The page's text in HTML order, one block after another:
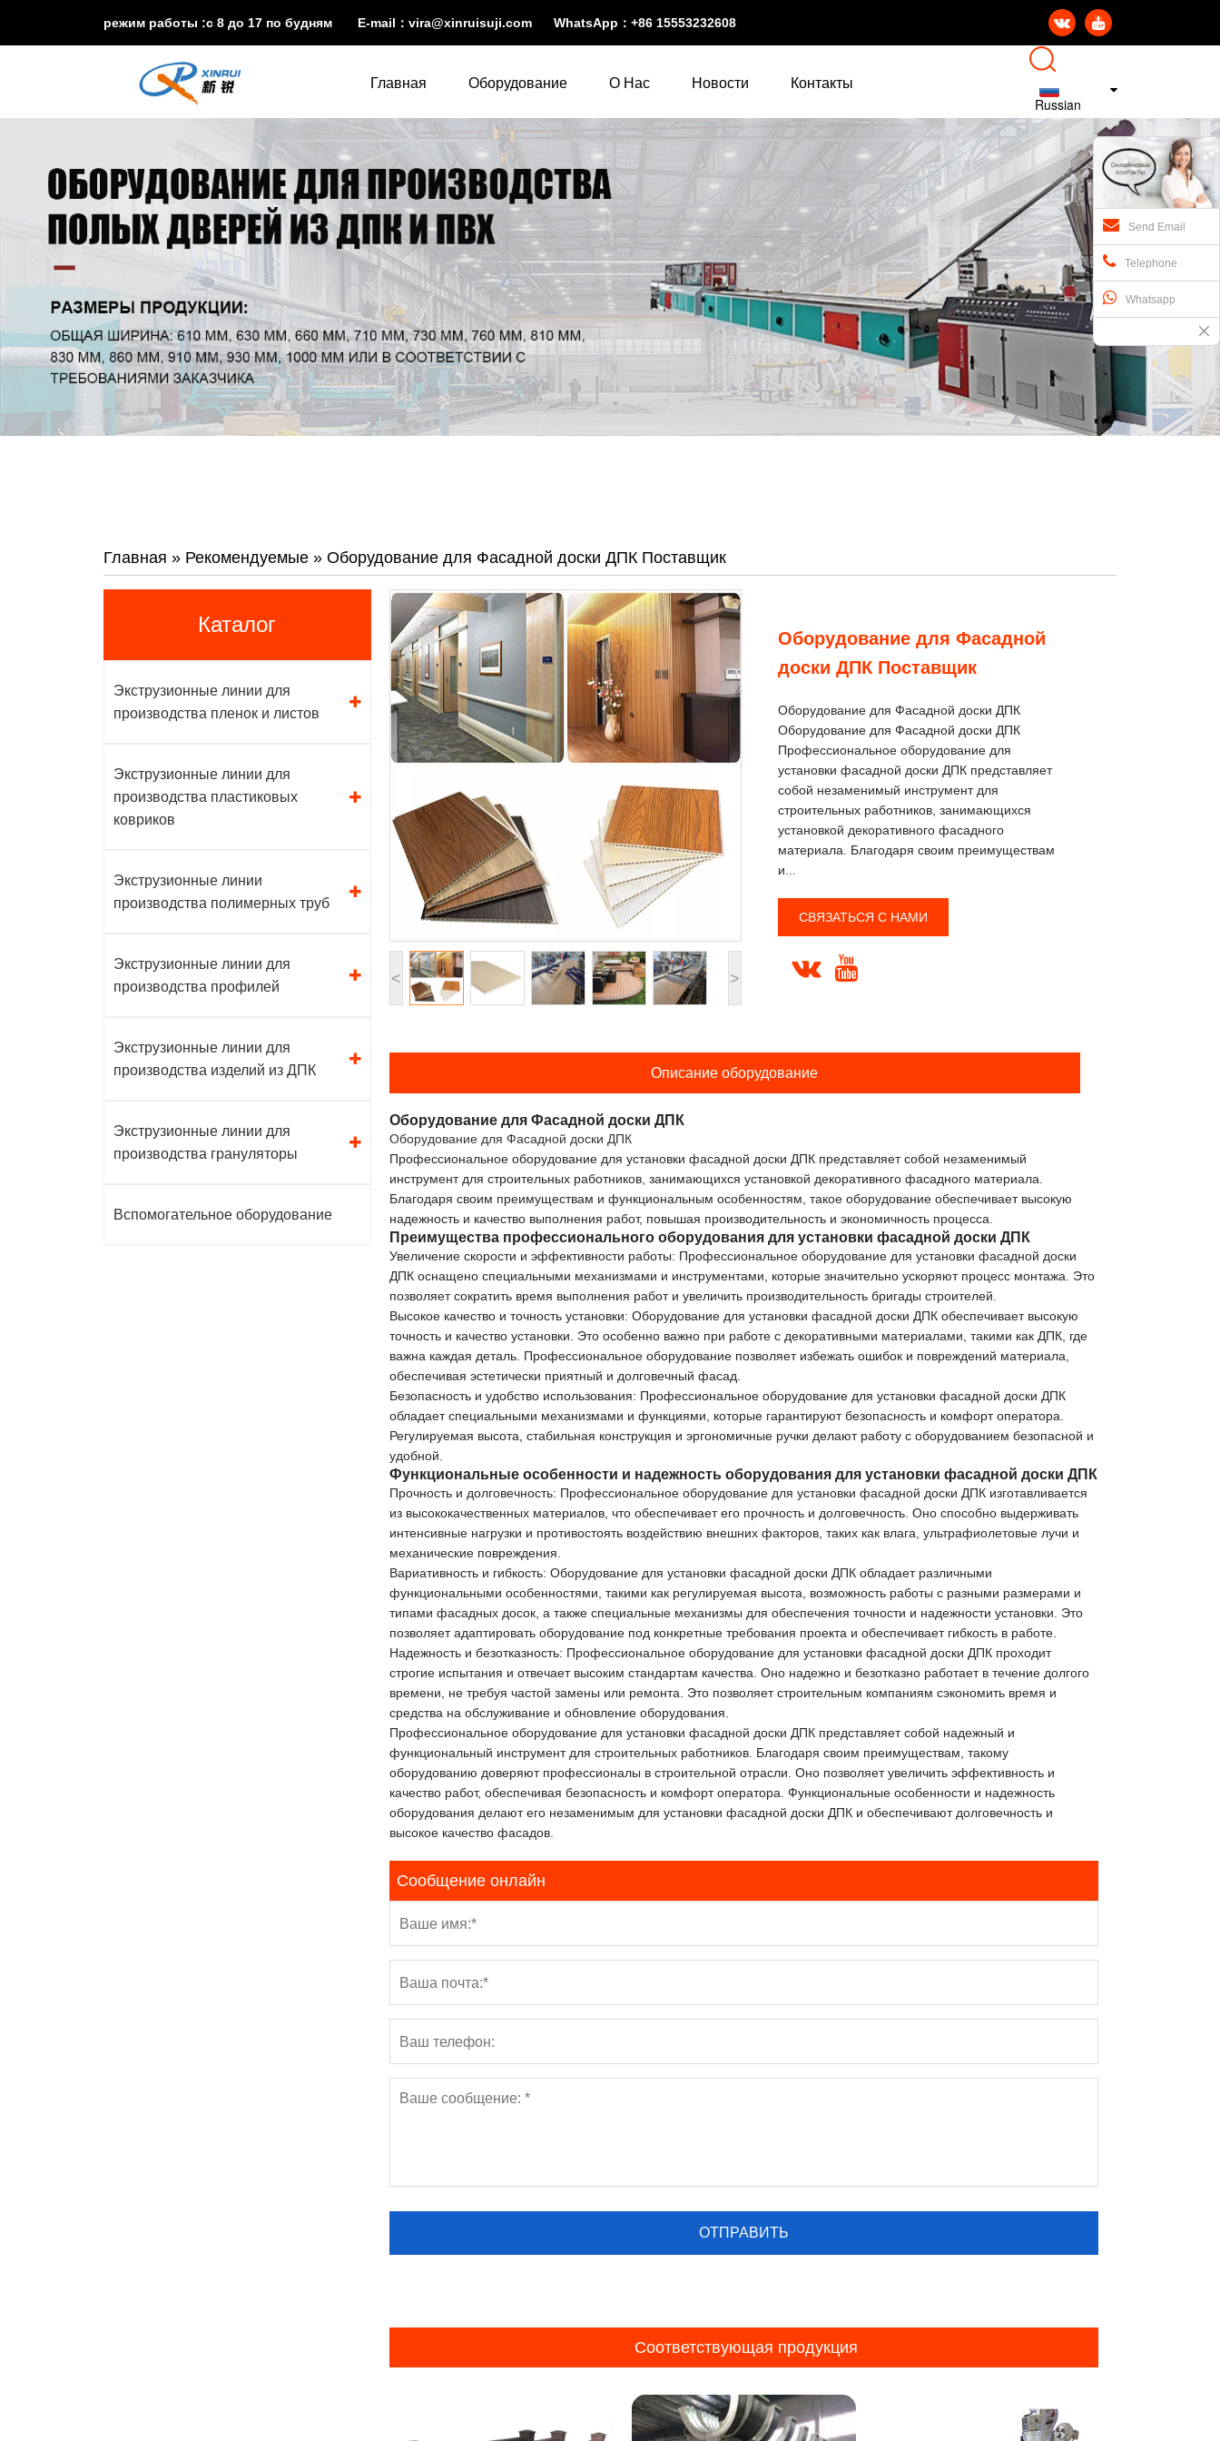
режим работы :с 8 до 17 по будням E-mail： vira@xinruisuji.com WhatsApp： +86 15553232608  
Главная Оборудование О Нас Новости Контакты
Russian
Главная » Рекомендуемые » Оборудование для Фасадной доски ДПК Поставщик
Каталог
Экструзионные линии для
производства пленок и листов
Экструзионные линии для
производства пластиковых
ковриков
Экструзионные линии
производства полимерных труб
Экструзионные линии для
производства профилей
Экструзионные линии для
производства изделий из ДПК
Экструзионные линии для
производства грануляторы
Вспомогательное оборудование
< >
Оборудование для Фасадной
доски ДПК Поставщик
Оборудование для Фасадной доски ДПК
Оборудование для Фасадной доски ДПК
Профессиональное оборудование для
установки фасадной доски ДПК представляет
собой незаменимый инструмент для
строительных работников, занимающихся
установкой декоративного фасадного
материала. Благодаря своим преимуществам
и...
СВЯЗАТЬСЯ С НАМИ
 
Описание оборудование
Оборудование для Фасадной доски ДПК
Оборудование для Фасадной доски ДПК
Профессиональное оборудование для установки фасадной доски ДПК представляет собой незаменимый
инструмент для строительных работников, занимающихся установкой декоративного фасадного материала.
Благодаря своим преимуществам и функциональным особенностям, такое оборудование обеспечивает высокую
надежность и качество выполнения работ, повышая производительность и экономичность процесса.
Преимущества профессионального оборудования для установки фасадной доски ДПК
Увеличение скорости и эффективности работы: Профессиональное оборудование для установки фасадной доски
ДПК оснащено специальными механизмами и инструментами, которые значительно ускоряют процесс монтажа. Это
позволяет сократить время выполнения работ и увеличить производительность бригады строителей.
Высокое качество и точность установки: Оборудование для установки фасадной доски ДПК обеспечивает высокую
точность и качество установки. Это особенно важно при работе с декоративными материалами, такими как ДПК, где
важна каждая деталь. Профессиональное оборудование позволяет избежать ошибок и повреждений материала,
обеспечивая эстетически приятный и долговечный фасад.
Безопасность и удобство использования: Профессиональное оборудование для установки фасадной доски ДПК
обладает специальными механизмами и функциями, которые гарантируют безопасность и комфорт оператора.
Регулируемая высота, стабильная конструкция и эргономичные ручки делают работу с оборудованием безопасной и
удобной.
Функциональные особенности и надежность оборудования для установки фасадной доски ДПК
Прочность и долговечность: Профессиональное оборудование для установки фасадной доски ДПК изготавливается
из высококачественных материалов, что обеспечивает его прочность и долговечность. Оно способно выдерживать
интенсивные нагрузки и противостоять воздействию внешних факторов, таких как влага, ультрафиолетовые лучи и
механические повреждения.
Вариативность и гибкость: Оборудование для установки фасадной доски ДПК обладает различными
функциональными особенностями, такими как регулируемая высота, возможность работы с разными размерами и
типами фасадных досок, а также специальные механизмы для обеспечения точности и надежности установки. Это
позволяет адаптировать оборудование под конкретные требования проекта и обеспечивает гибкость в работе.
Надежность и безотказность: Профессиональное оборудование для установки фасадной доски ДПК проходит
строгие испытания и отвечает высоким стандартам качества. Оно надежно и безотказно работает в течение долгого
времени, не требуя частой замены или ремонта. Это позволяет строительным компаниям сэкономить время и
средства на обслуживание и обновление оборудования.
Профессиональное оборудование для установки фасадной доски ДПК представляет собой надежный и
функциональный инструмент для строительных работников. Благодаря своим преимуществам, такому
оборудованию доверяют профессионалы в строительной отрасли. Оно позволяет увеличить эффективность и
качество работ, обеспечивая безопасность и комфорт оператора. Функциональные особенности и надежность
оборудования делают его незаменимым для установки фасадной доски ДПК и обеспечивают долговечность и
высокое качество фасадов.
Сообщение онлайн
Соответствующая продукция
Send Email
Telephone
Whatsapp